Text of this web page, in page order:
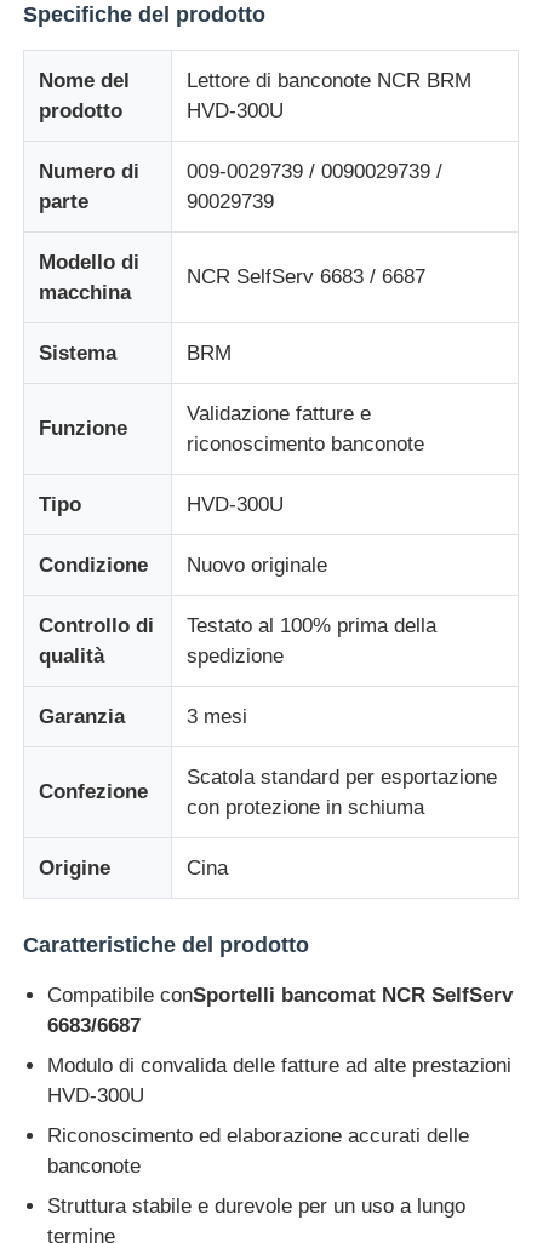
Prodotti
Chi siamo
Fatory Tour
Controllo di qualità
notizie
Richiedere un preventivo
Diebold Parti ATM
Ricambi bancomat NCR
Parti di bancomat Hyosung
Ricambi bancomat Fujitsu
Componenti per bancomat Hitachi
Parti di BANCOMAT di GRG
Specifiche del prodotto
Nome del
prodotto
Lettore di banconote NCR BRM
HVD-300U
Numero di
parte
009-0029739 / 0090029739 /
90029739
Modello di
macchina
NCR SelfServ 6683 / 6687
Sistema BRM
Funzione
Validazione fatture e
riconoscimento banconote
Tipo HVD-300U
Condizione Nuovo originale
Controllo di
qualità
Testato al 100% prima della
spedizione
Garanzia 3 mesi
Confezione
Scatola standard per esportazione
con protezione in schiuma
Origine Cina
Caratteristiche del prodotto
Compatibile conSportelli bancomat NCR SelfServ
6683/6687
Modulo di convalida delle fatture ad alte prestazioni
HVD-300U
Riconoscimento ed elaborazione accurati delle
banconote
Struttura stabile e durevole per un uso a lungo
termine